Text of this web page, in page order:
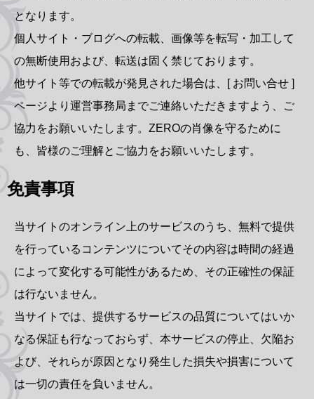
となります。
個人サイト・ブログへの転載、画像等を転写・加工して
の無断使用および、転送は固く禁じております。
他サイト等での転載が発見された場合は、[ お問い合せ ]
ページより運営事務局までご連絡いただきますよう、ご
協力をお願いいたします。ZEROの肖像を守るために
も、皆様のご理解とご協力をお願いいたします。
免責事項
当サイトのオンライン上のサービスのうち、無料で提供
を行っているコンテンツについてその内容は時間の経過
によって変化する可能性があるため、その正確性の保証
は行ないません。
当サイトでは、提供するサービスの品質についてはいか
なる保証も行なっておらず、本サービスの停止、欠陥お
よび、それらが原因となり発生した損失や損害について
は一切の責任を負いません。